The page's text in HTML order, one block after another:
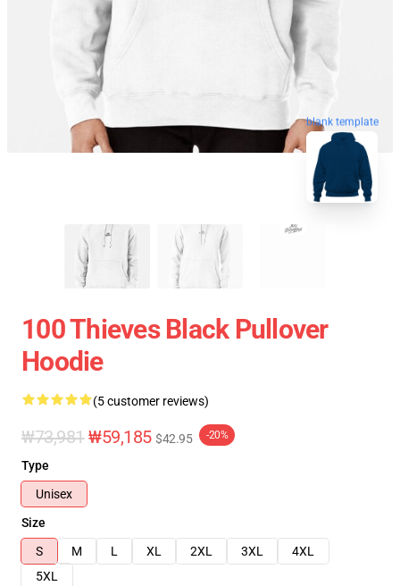
blank template
100 Thieves Black Pullover
Hoodie
(5 customer reviews)
₩73,981 ₩59,185 $42.95 -20%
Type
Unisex
Size
S
M L XL 2XL 3XL
4XL
5XL